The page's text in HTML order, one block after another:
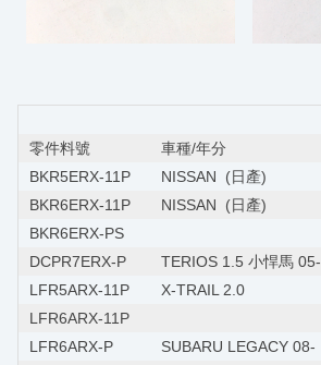
零件料號
車種/年分
BKR5ERX-11P
NISSAN (日產)
BKR6ERX-11P
NISSAN (日產)
BKR6ERX-PS
DCPR7ERX-P
TERIOS 1.5 小悍馬 05-
LFR5ARX-11P
X-TRAIL 2.0
LFR6ARX-11P
LFR6ARX-P
SUBARU LEGACY 08-